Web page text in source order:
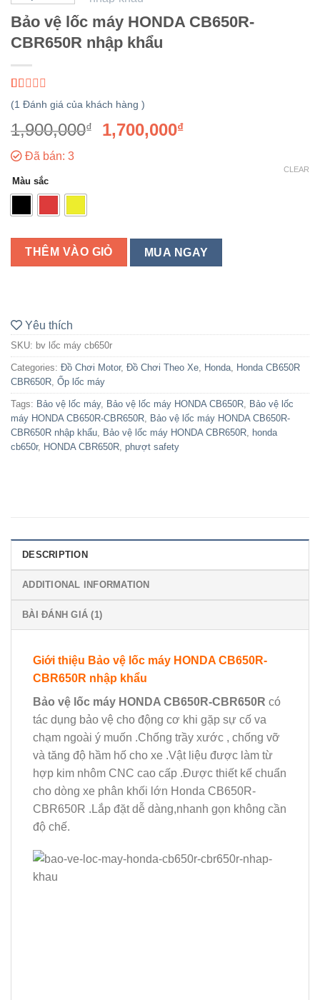
Bảo vệ lốc máy HONDA CB650R-
CBR650R nhập khẩu
1.00
out
of
5
based
1
customer
(1 Đánh giá của khách hàng )
1,900,000₫ 1,700,000₫
Đã bán: 3
Màu sắc
CLEAR
THÊM VÀO GIỎ MUA NGAY
Yêu thích
SKU: bv lốc máy cb650r
Categories: Đồ Chơi Motor, Đồ Chơi Theo Xe Honda
Honda CB650R
CBR650R Ốp lốc máy
Tags: Bảo vệ lốc máy, Bảo vệ lốc máy HONDA CB650R
Bảo vệ lốc
máy HONDA CB650R-CBR650R
Bảo vệ lốc máy HONDA CB650R-
CBR650R nhập khẩu
Bảo vệ lốc máy HONDA CBR650R
honda
cb650r, HONDA CBR650R phượt safety
DESCRIPTION
ADDITIONAL INFORMATION
BÀI ĐÁNH GIÁ (1)
Giới thiệu Bảo vệ lốc máy HONDA CB650R-
CBR650R nhập khẩu
Bảo vệ lốc máy HONDA CB650R-CBR650R có
tác dụng bảo vệ cho động cơ khi gặp sự cố va
chạm ngoài ý muốn .Chống trầy xước , chống vỡ
và tăng độ hầm hố cho xe .Vật liệu được làm từ
hợp kim nhôm CNC cao cấp .Được thiết kế chuẩn
cho dòng xe phân khối lớn Honda CB650R-
CBR650R .Lắp đặt dễ dàng,nhanh gọn không cần
độ chế.